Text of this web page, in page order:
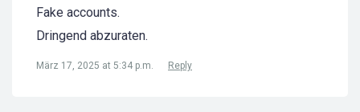
Fake accounts.
Dringend abzuraten.
März 17, 2025 at 5:34 p.m. Reply